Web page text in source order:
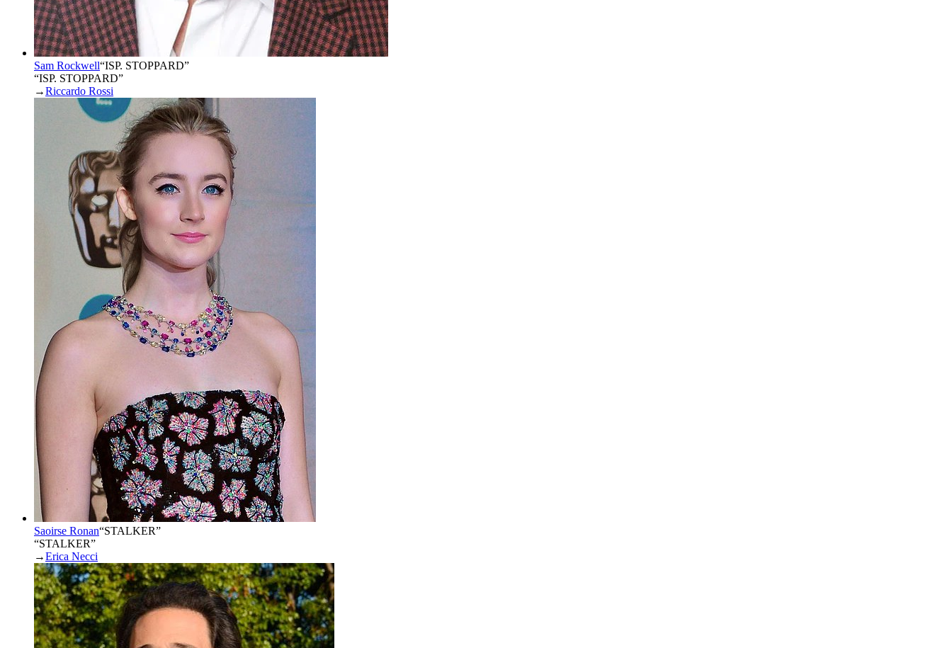
Sam Rockwell“ISP. STOPPARD”
“ISP. STOPPARD”
→Riccardo Rossi
Saoirse Ronan“STALKER”
“STALKER”
→Erica Necci